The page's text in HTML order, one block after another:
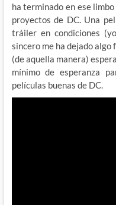
ha terminado en ese
proyectos de DC. Una
tráiler en condiciones
sincero me ha dejado algo
(de aquella manera)
mínimo de esperanza
películas buenas de DC.